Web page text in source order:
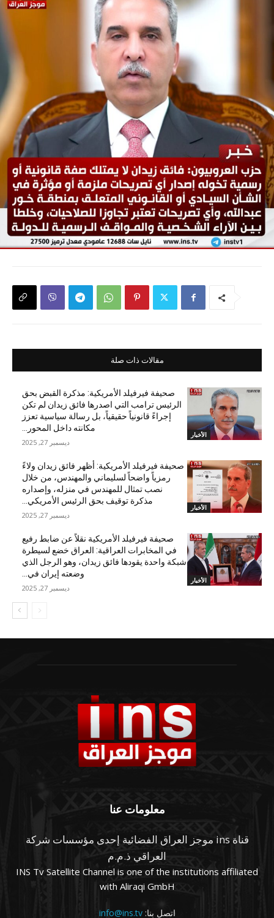
مقالات ذات صلة
الأخبار
صحيفة فيرفيلد الأمريكية: مذكرة القبض بحق
الرئيس ترامب التي اصدرها فائق زيدان لم تكن
إجراءً قانونياً حقيقياً، بل رسالة سياسية تعزز
مكانته داخل المحور...
ديسمبر 27, 2025
الأخبار
صحيفة فيرفيلد الأمريكية: أظهر فائق زيدان ولاءً
رمزياً واضحاً لسليماني والمهندس، من خلال
نصب تمثال للمهندس في منزله، وإصداره
مذكرة توقيف بحق الرئيس الأمريكي...
ديسمبر 27, 2025
الأخبار
صحيفة فيرفيلد الأمريكية نقلاً عن ضابط رفيع
في المخابرات العراقية: العراق خضع لسيطرة
شبكة واحدة يقودها فائق زيدان، وهو الرجل الذي
وضعته إيران في...
ديسمبر 27, 2025
معلومات عنا
قناة ins موجز العراق الفضائية إحدى مؤسسات شركة
العراقي ذ.م.م
INS Tv Satellite Channel is one of the institutions affiliated
with Aliraqi GmbH
اتصل بنا:info@ins.tv